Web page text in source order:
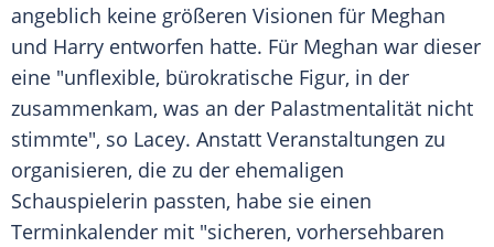
angeblich keine größeren Visionen für Meghan
und Harry entworfen hatte. Für Meghan war dieser
eine "unflexible, bürokratische Figur, in der
zusammenkam, was an der Palastmentalität nicht
stimmte", so Lacey. Anstatt Veranstaltungen zu
organisieren, die zu der ehemaligen
Schauspielerin passten, habe sie einen
Terminkalender mit "sicheren, vorhersehbaren